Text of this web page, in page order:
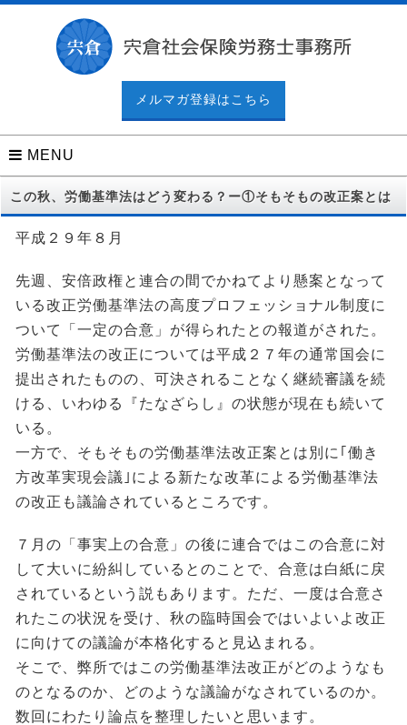
メルマガ登録はこちら
MENU
この秋、労働基準法はどう変わる？ー①そもそもの改正案とは
平成２９年８月
先週、安倍政権と連合の間でかねてより懸案となって
いる改正労働基準法の高度プロフェッショナル制度に
ついて「一定の合意」が得られたとの報道がされた。
労働基準法の改正については平成２７年の通常国会に
提出されたものの、可決されることなく継続審議を続
ける、いわゆる『たなざらし』の状態が現在も続いて
いる。
一方で、そもそもの労働基準法改正案とは別に｢働き
方改革実現会議｣による新たな改革による労働基準法
の改正も議論されているところです。
７月の「事実上の合意」の後に連合ではこの合意に対
して大いに紛糾しているとのことで、合意は白紙に戻
されているという説もあります。ただ、一度は合意さ
れたこの状況を受け、秋の臨時国会ではいよいよ改正
に向けての議論が本格化すると見込まれる。
そこで、弊所ではこの労働基準法改正がどのようなも
のとなるのか、どのような議論がなされているのか。
数回にわたり論点を整理したいと思います。